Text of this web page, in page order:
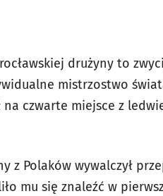
drużyny to
mistrzostwo
na czwarte miejsce z
z Polaków wywalczył
mu się znaleźć w